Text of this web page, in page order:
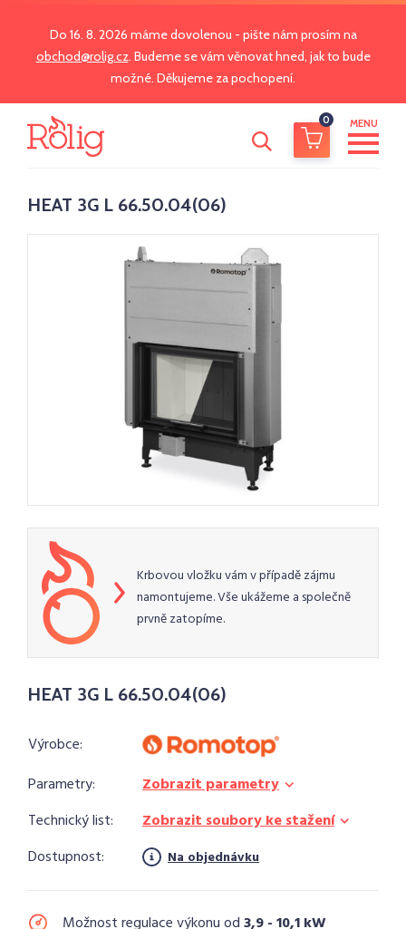
Do 16. 8. 2026 máme dovolenou - pište nám prosím na
obchod@rolig.cz. Budeme se vám věnovat hned, jak to bude
možné. Děkujeme za pochopení.
0 MENU
HEAT 3G L 66.50.04(06)
Krbovou vložku vám v případě zájmu
namontujeme. Vše ukážeme a společně
prvně zatopíme.
HEAT 3G L 66.50.04(06)
Výrobce:
Parametry:
Zobrazit parametry
Technický list:
Zobrazit soubory ke stažení
Dostupnost:
Na objednávku
Možnost regulace výkonu od3,9 - 10,1 kW